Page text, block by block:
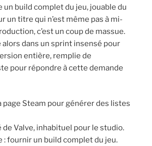
build complet du jeu, jouable du
un titre qui n’est même pas à mi-
c’est un coup de massue.
alors dans un sprint insensé pour
entière, remplie de
pour répondre à cette demande
page Steam pour générer des listes
Valve, inhabituel pour le studio.
: fournir un build complet du jeu.